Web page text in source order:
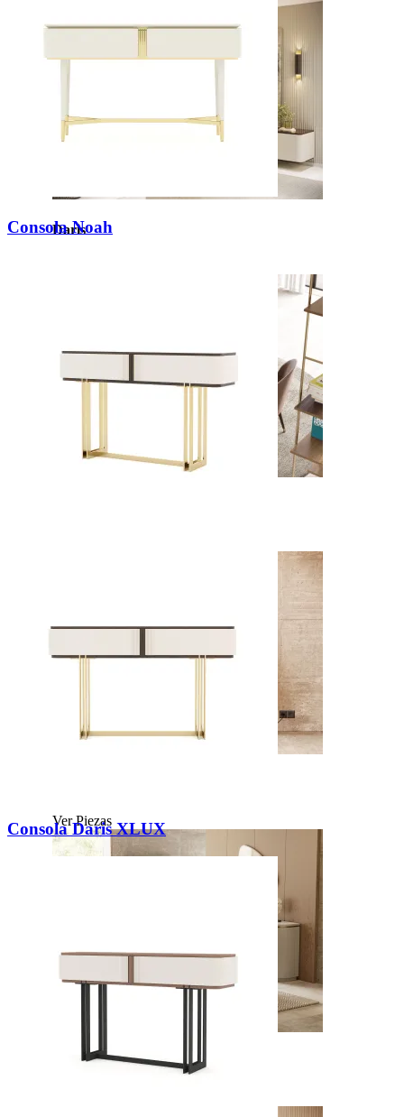
Daris
Ver Piezas
Kyara
Consola Noah
Consola Daris XLUX